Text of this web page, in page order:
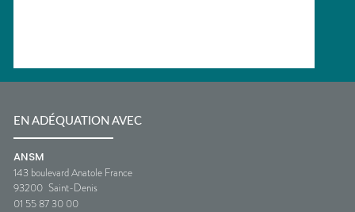
EN ADÉQUATION AVEC
ANSM
143 boulevard Anatole France
93200 Saint-Denis
01 55 87 30 00